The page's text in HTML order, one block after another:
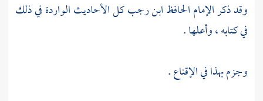
وقد ذكر الإمام الحافظابن رجبكل الأحاديث الواردة في ذلك
في كتابه ، وأعلها .
وجزم بهذا في الإقناع .